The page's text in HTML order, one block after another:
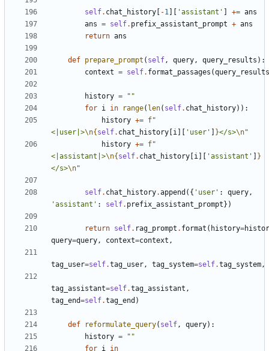
self. chat_history -1 'assistant' += ans
ans = self. prefix_assistant_prompt + ans
return ans
def prepare_prompt ( self, query, query_results ):
context = self. format_passages (query_results
history =
""
for i in range( len( self. chat_history)):
history += f"
<|user|>\n{ self. chat_history i 'user' }</s>\n"
history += f"
<|assistant|>\n{ self. chat_history i 'assistant'
}
</s>\n"
self. chat_history.append ({ 'user' : query,
'assistant' : self. prefix_assistant_prompt })
return self. rag_prompt . format ( history=
query=query, context=context ,
tag_user=self.tag_user, tag_system=self.tag_system,
tag_assistant=self.tag_assistant ,
tag_end=self.tag_end )
def reformulate_query( self, query):
history =
""
for i in